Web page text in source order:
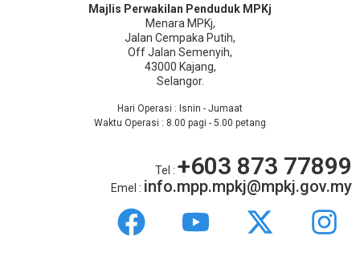
Majlis Perwakilan Penduduk MPKj
Menara MPKj,
Jalan Cempaka Putih,
Off Jalan Semenyih,
43000 Kajang,
Selangor.
Hari Operasi : Isnin - Jumaat
Waktu Operasi : 8.00 pagi - 5.00 petang
Tel : +603 873 77899
Emel : info.mpp.mpkj@mpkj.gov.my